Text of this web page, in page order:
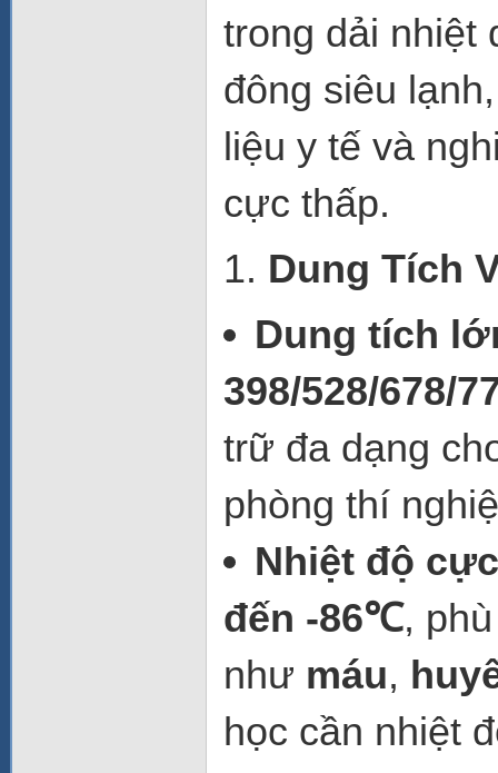
trong dải
đông siêu
liệu y tế và
cực thấp.
1. Dung Tích
Dung tích
398/528/678/
trữ đa dạng
phòng thí
Nhiệt độ
đến -86℃,
như máu,
học cần nhiệt